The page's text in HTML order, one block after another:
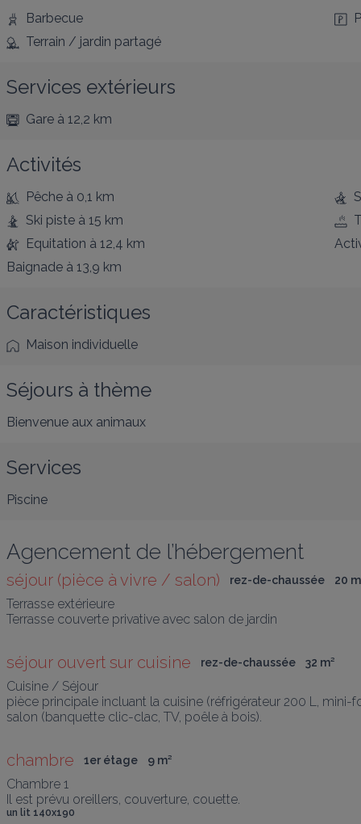
Barbecue
Terrain / jardin partagé
Services extérieurs
Gare à 12,2 km
Activités
Pêche à 0,1 km
Ski piste à 15 km
Equitation à 12,4 km
Baignade à 13,9 km
Caractéristiques
Maison individuelle
Séjours à thème
Bienvenue aux animaux
Services
Piscine
Agencement de l’hébergement
séjour (pièce à vivre / salon) rez-de-chaussée 20 m
Terrasse extérieure
Terrasse couverte privative avec salon de jardin
séjour ouvert sur cuisine rez-de-chaussée 32 m²
Cuisine / Séjour
pièce principale incluant la cuisine (réfrigérateur 200 L,
salon (banquette clic-clac, TV, poêle à bois).
chambre 1er étage 9 m²
Chambre 1
Il est prévu oreillers, couverture, couette.
un lit 140x190